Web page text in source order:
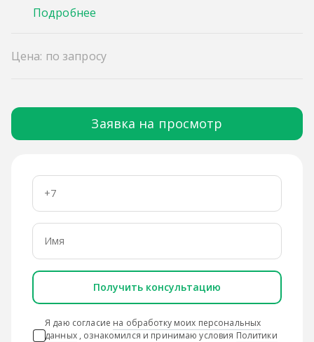
Подробнее
Цена: по запросу
Заявка на просмотр
Получить консультацию
Я даю согласие на обработку моих персональных
данных, ознакомился и принимаю условия Политики